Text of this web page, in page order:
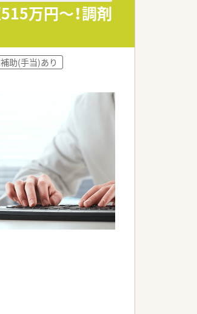
加算も検討されま
相談が可能です。
す。
万円～！調剤
助(手当)あり